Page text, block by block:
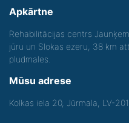
Apkārtne
Rehabilitācijas centrs
jūru un Slokas ezeru, 38 km
pludmales.
Mūsu adrese
Kolkas iela 20, Jūrmala, LV-